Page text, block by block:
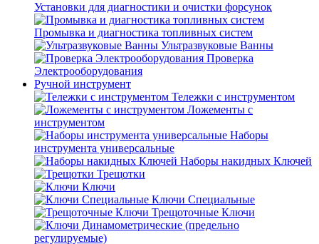
Установки для диагностики и очистки форсунок
Промывка и диагностика топливных систем
Ультразвуковые Ванны
Проверка
Электрооборудования
Ручной инструмент
Тележки с инструментом
Ложементы с
инструментом
Наборы
инструмента универсальные
Наборы накидных Ключей
Трещотки
Ключи
Ключи Специальные
Трещоточные Ключи